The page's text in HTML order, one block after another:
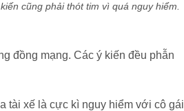
cũng phải thót tim vì quá nguy hiểm.
đồng mạng. Các ý kiến đều phẫn
tài xế là cực kì nguy hiểm với cô gái